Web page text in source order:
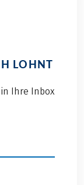
LOHNT
Ihre Inbox